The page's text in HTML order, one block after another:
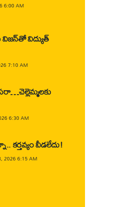
6:00 AM
విజన్‌తో విద్యుత్
7:10 AM
6:30 AM
కర్తవ్యం వీడలేదు!
2026 6:15 AM